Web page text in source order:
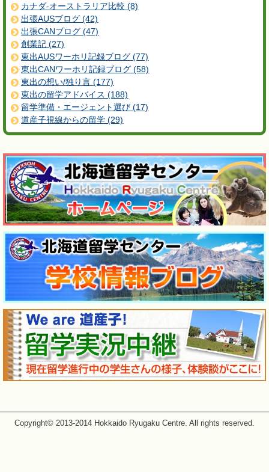
カナダ-オーストラリア比較 (8)
出張AUSブログ (42)
出張CANブログ (47)
創業記 (27)
東出AUSワーホリ記録ブログ (77)
東出CANワーホリ記録ブログ (58)
東出の想い/独り言 (177)
東出の留学アドバイス (188)
留学準備・エージェント選び (17)
道産子視線からの留学 (29)
Copyright© 2013-2014 Hokkaido Ryugaku Centre. All rights reserved.